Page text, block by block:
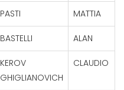
PASTI MATTIA
BASTELLI ALAN
KEROV
GHIGLIANOVICH
CLAUDIO